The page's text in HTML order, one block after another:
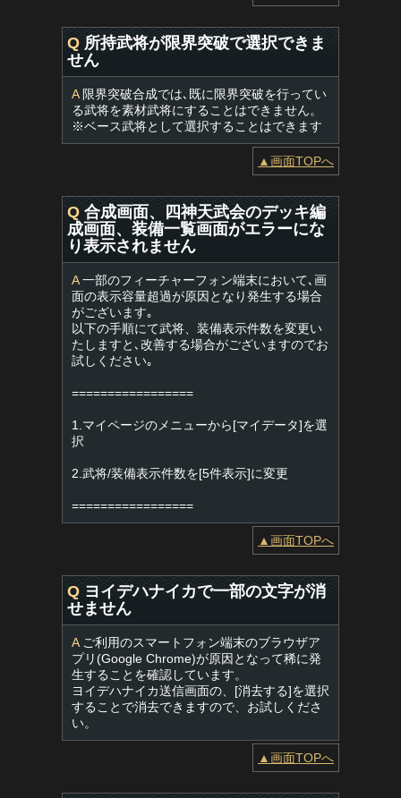
Q 所持武将が限界突破で選択できま
せん
A限界突破合成では､既に限界突破を行ってい
る武将を素材武将にすることはできません。
※ベース武将として選択することはできます
▲画面TOPへ
Q 合成画面、四神天武会のデッキ編
成画面、装備一覧画面がエラーにな
り表示されません
A一部のフィーチャーフォン端末において､画
面の表示容量超過が原因となり発生する場合
がございます｡
以下の手順にて武将、装備表示件数を変更い
たしますと､改善する場合がございますのでお
試しください｡
=================
1.マイページのメニューから[マイデータ]を選
択
2.武将/装備表示件数を[5件表示]に変更
=================
▲画面TOPへ
Q ヨイデハナイカで一部の文字が消
せません
Aご利用のスマートフォン端末のブラウザア
プリ(Google Chrome)が原因となって稀に発
生することを確認しています。
ヨイデハナイカ送信画面の、[消去する]を選択
することで消去できますので、お試しくださ
い。
▲画面TOPへ